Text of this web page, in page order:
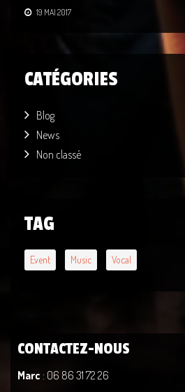
19 MAI 2017
CATÉGORIES
Blog
News
Non classé
TAG
Event Music Vocal
CONTACTEZ-NOUS
Marc : 06 86 31 72 26